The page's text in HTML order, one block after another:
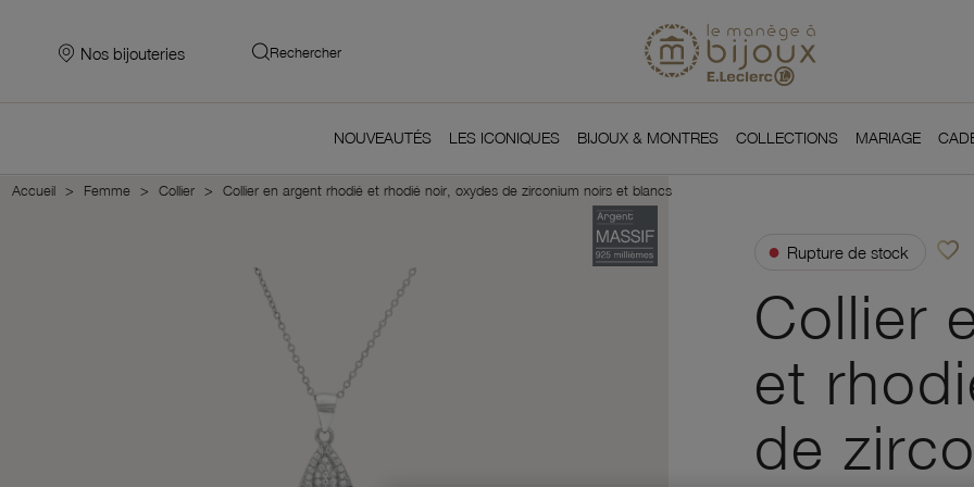
Nos bijouteries Rechercher
NOUVEAUTÉS LES ICONIQUES BIJOUX & MONTRES COLLECTIONS MARIAGE
Accueil Femme Collier Collier en argent rhodié et rhodié noir, oxydes de zirconium noirs et blancs
● Rupture de stock favorite_border
Collier
et
de